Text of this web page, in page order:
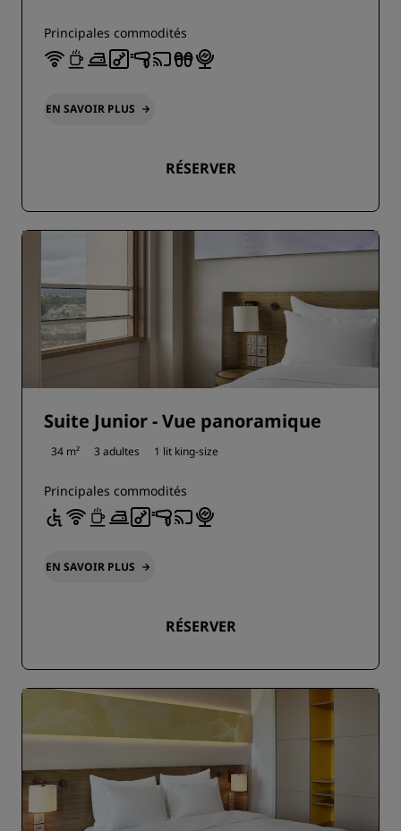
Principales commodités
EN SAVOIR PLUS
RÉSERVER
Suite Junior - Vue panoramique
34 m² 3 adultes 1 lit king-size
Principales commodités
EN SAVOIR PLUS
RÉSERVER